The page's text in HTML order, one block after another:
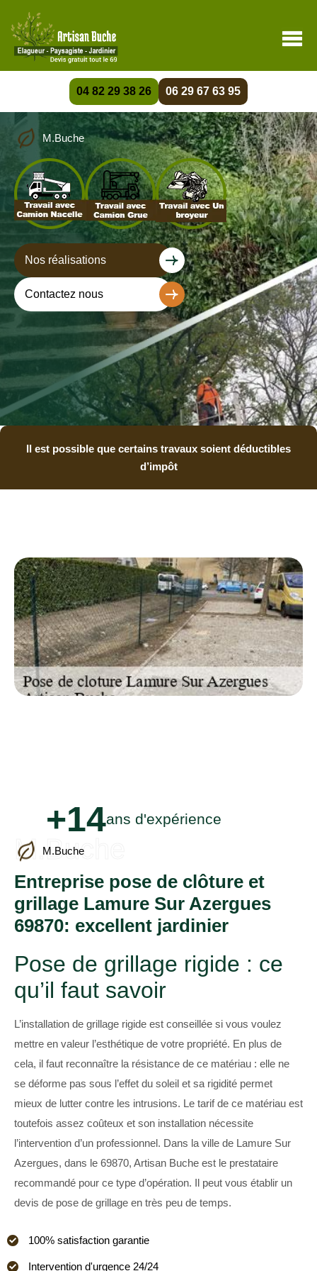
04 82 29 38 26 06 29 67 63 95
M.Buche
Nos réalisations
Contactez nous
Il est possible que certains travaux soient déductibles
d’impôt
+14ans d'expérience
M.Buche
M.Buche
Entreprise pose de clôture et
grillage Lamure Sur Azergues
69870: excellent jardinier
Pose de grillage rigide : ce
qu’il faut savoir
L’installation de grillage rigide est conseillée si vous voulez
mettre en valeur l’esthétique de votre propriété. En plus de
cela, il faut reconnaître la résistance de ce matériau : elle ne
se déforme pas sous l’effet du soleil et sa rigidité permet
mieux de lutter contre les intrusions. Le tarif de ce matériau est
toutefois assez coûteux et son installation nécessite
l’intervention d’un professionnel. Dans la ville de Lamure Sur
Azergues, dans le 69870, Artisan Buche est le prestataire
recommandé pour ce type d’opération. Il peut vous établir un
devis de pose de grillage en très peu de temps.
100% satisfaction garantie
Intervention d'urgence 24/24